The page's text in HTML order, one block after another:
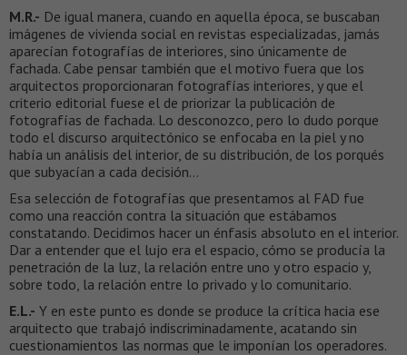
M.R.- De igual manera, cuando en aquella época, se buscaban
imágenes de vivienda social en revistas especializadas, jamás
aparecían fotografías de interiores, sino únicamente de
fachada. Cabe pensar también que el motivo fuera que los
arquitectos proporcionaran fotografías interiores, y que el
criterio editorial fuese el de priorizar la publicación de
fotografías de fachada. Lo desconozco, pero lo dudo porque
todo el discurso arquitectónico se enfocaba en la piel y no
había un análisis del interior, de su distribución, de los porqués
que subyacían a cada decisión…
Esa selección de fotografías que presentamos al FAD fue
como una reacción contra la situación que estábamos
constatando. Decidimos hacer un énfasis absoluto en el interior.
Dar a entender que el lujo era el espacio, cómo se producía la
penetración de la luz, la relación entre uno y otro espacio y,
sobre todo, la relación entre lo privado y lo comunitario.
E.L.- Y en este punto es donde se produce la crítica hacia ese
arquitecto que trabajó indiscriminadamente, acatando sin
cuestionamientos las normas que le imponían los operadores.